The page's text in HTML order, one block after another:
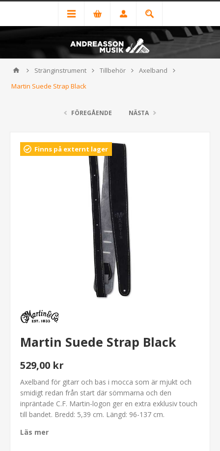
Stränginstrument Tillbehör
Axelband
Martin Suede Strap Black
FÖREGÅENDE NÄSTA
Finns på externt lager
Martin Suede Strap Black
529,00 kr
Axelband för gitarr och bas i mocca som är mjukt och
smidigt redan från start där sömmarna och den
inpräntade C.F. Martin-logon ger en extra exklusiv touch
till bandet. Bredd: 5,39 cm. Längd: 96-137 cm.
Läs mer